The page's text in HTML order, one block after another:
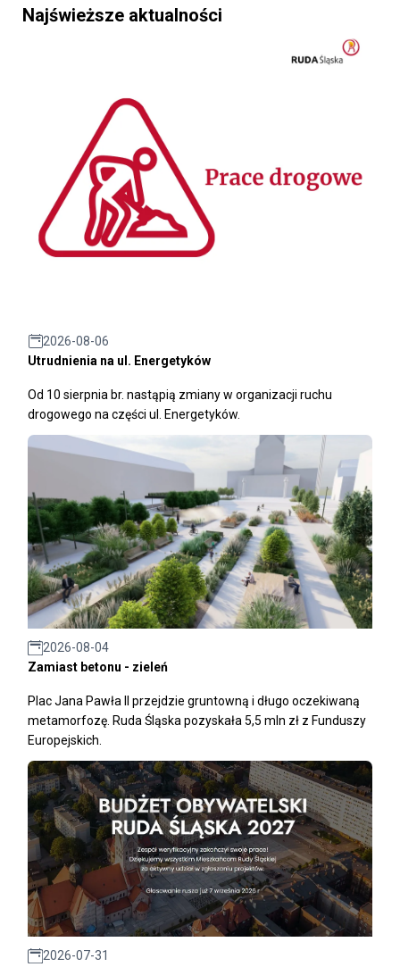
Najświeższe aktualności
2026-08-06
Utrudnienia na ul. Energetyków
Od 10 sierpnia br. nastąpią zmiany w organizacji ruchu
drogowego na części ul. Energetyków.
2026-08-04
Zamiast betonu - zieleń
Plac Jana Pawła II przejdzie gruntowną i długo oczekiwaną
metamorfozę. Ruda Śląska pozyskała 5,5 mln zł z Funduszy
Europejskich.
2026-07-31